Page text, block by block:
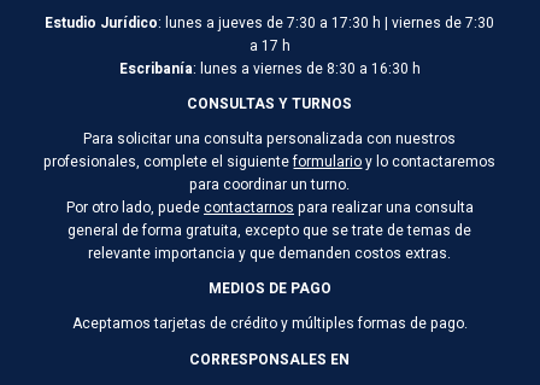
Estudio Jurídico: lunes a jueves de 7:30 a 17:30 h | viernes de 7:30
a 17 h
Escribanía: lunes a viernes de 8:30 a 16:30 h
CONSULTAS Y TURNOS
Para solicitar una consulta personalizada con nuestros
profesionales, complete el siguienteformularioy lo contactaremos
para coordinar un turno.
Por otro lado, puedecontactarnos para realizar una consulta
general de forma gratuita, excepto que se trate de temas de
relevante importancia y que demanden costos extras.
MEDIOS DE PAGO
Aceptamos tarjetas de crédito y múltiples formas de pago.
CORRESPONSALES EN